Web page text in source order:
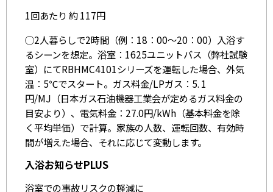
1回あたり 約 117円
◯2人暮らしで2時間（例：18：00～20：00）入浴す
るシーンを想定。浴室：1625ユニットバス（弊社試験
室）にてRBHMC4101シリーズを運転した場合、外気
温：5℃でスタート。ガス料金/LPガス：5. 1
円/MJ（日本ガス石油機器工業会が定めるガス料金の
目安より）、電気料金：27.0円/kWh（基本料金を除
く平均単価）で計算。家族の人数、運転回数、有効時
間が増えた場合、それに応じて変動します。
入浴お知らせPLUS
浴室での事故リスクの軽減に